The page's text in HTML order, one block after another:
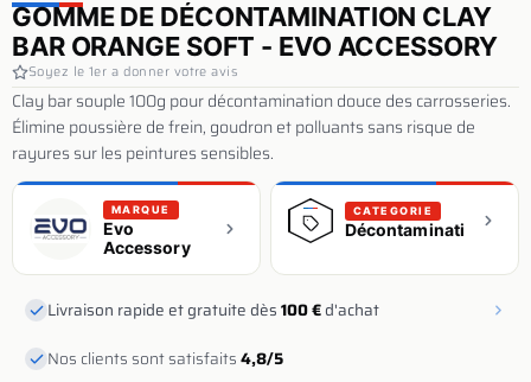
GOMME DE DÉCONTAMINATION CLAY
BAR ORANGE SOFT - EVO ACCESSORY
Soyez le 1er a donner votre avis
Clay bar souple 100g pour décontamination douce des carrosseries.
Élimine poussière de frein, goudron et polluants sans risque de
rayures sur les peintures sensibles.
MARQUE
Evo
Accessory
CATEGORIE
Décontamination
Livraison rapide et gratuite dès100 €d'achat
Nos clients sont satisfaits4,8/5